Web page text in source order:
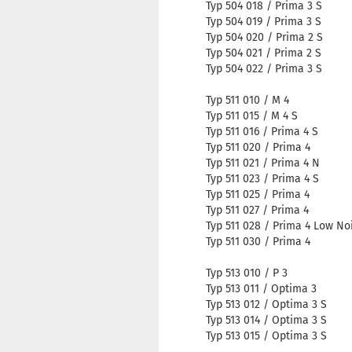
Typ 504 018 / Prima 3 S
Typ 504 019 / Prima 3 S
Typ 504 020 / Prima 2 S
Typ 504 021 / Prima 2 S
Typ 504 022 / Prima 3 S
Typ 511 010 / M 4
Typ 511 015 / M 4 S
Typ 511 016 / Prima 4 S
Typ 511 020 / Prima 4
Typ 511 021 / Prima 4 N
Typ 511 023 / Prima 4 S
Typ 511 025 / Prima 4
Typ 511 027 / Prima 4
Typ 511 028 / Prima 4 Low
Typ 511 030 / Prima 4
Typ 513 010 / P 3
Typ 513 011 / Optima 3
Typ 513 012 / Optima 3 S
Typ 513 014 / Optima 3 S
Typ 513 015 / Optima 3 S